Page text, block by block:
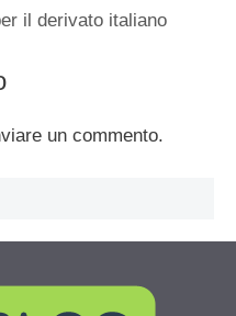
il derivato italiano
un commento.